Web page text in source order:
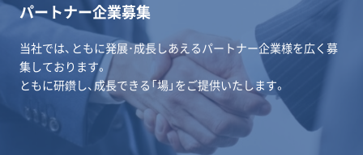
パートナー企業募集
当社では、ともに発展･成長しあえるパートナー企業様を広く募
集しております。
ともに研鑽し、成長できる「場」をご提供いたします。